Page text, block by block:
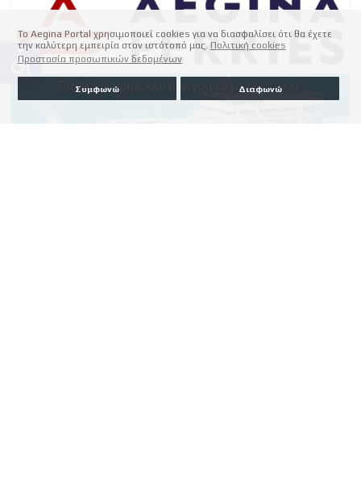
Το Aegina Portal χρησιμοποιεί cookies για να διασφαλίσει ότι θα έχετε
την καλύτερη εμπειρία στον ιστότοπό μας. Πολιτική cookies
Προστασία προσωπικών δεδομένων
Συμφωνώ Διαφωνώ
accessible